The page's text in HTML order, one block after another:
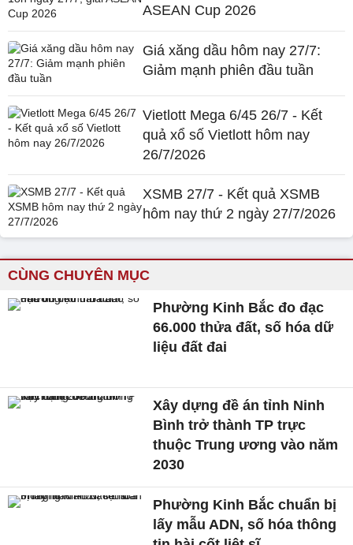
ASEAN Cup 2026
Giá xăng dầu hôm nay 27/7:
Giảm mạnh phiên đầu tuần
Vietlott Mega 6/45 26/7 - Kết
quả xổ số Vietlott hôm nay
26/7/2026
XSMB 27/7 - Kết quả XSMB
hôm nay thứ 2 ngày 27/7/2026
CÙNG CHUYÊN MỤC
Phường Kinh Bắc đo đạc
66.000 thửa đất, số hóa dữ
liệu đất đai
Xây dựng đề án tỉnh Ninh
Bình trở thành TP trực
thuộc Trung ương vào năm
2030
Phường Kinh Bắc chuẩn bị
lấy mẫu ADN, số hóa thông